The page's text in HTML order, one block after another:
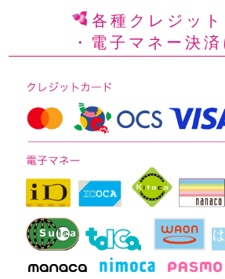
各種クレジット
・電子マネー決